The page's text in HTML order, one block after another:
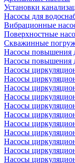
Установки
Насосы для
Вибрационные
Поверхностные
Скважинные
Насосы повышения
Насосы повышения
Насосы
Насосы
Насосы
Насосы
Насосы
Насосы
Насосы
Насосы
Насосы
Насосы
Насосы